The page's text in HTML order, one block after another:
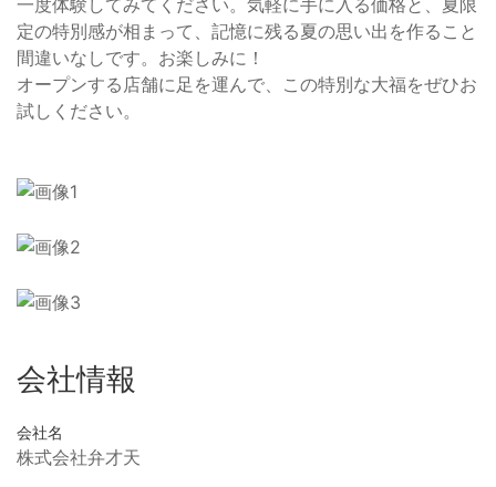
定の特別感が相まって、記憶に残る夏の思い出を作ること
間違いなしです。お楽しみに！
オープンする店舗に足を運んで、この特別な大福をぜひお
試しください。
会社情報
会社名
株式会社弁才天